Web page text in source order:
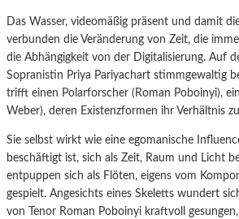
Das Wasser, videomäßig präsent und damit
verbunden die Veränderung von Zeit, die
die Abhängigkeit von der Digitalisierung. Auf
Sopranistin Priya Pariyachart stimmgewaltig
trifft einen Polarforscher (Roman Poboinyi),
Weber), deren Existenzformen ihr Verhältnis
Sie selbst wirkt wie eine egomanische
beschäftigt ist, sich als Zeit, Raum und Licht
entpuppen sich als Flöten, eigens vom
gespielt. Angesichts eines Skeletts wundert
von Tenor Roman Poboinyi kraftvoll